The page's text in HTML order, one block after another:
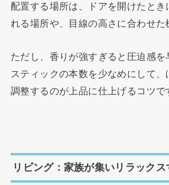
配置する場所は、ドアを開けたとき
れる場所や、目線の高さに合わせた
ただし、香りが強すぎると圧迫感を
スティックの本数を少なめにして
調整するのが上品に仕上げるコツで
リビング：家族が集いリラック